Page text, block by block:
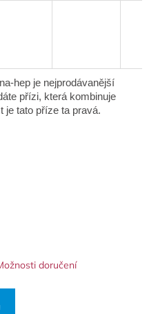
doručení
hep je nejprodávanější
přízi, která kombinuje
je tato příze ta pravá.